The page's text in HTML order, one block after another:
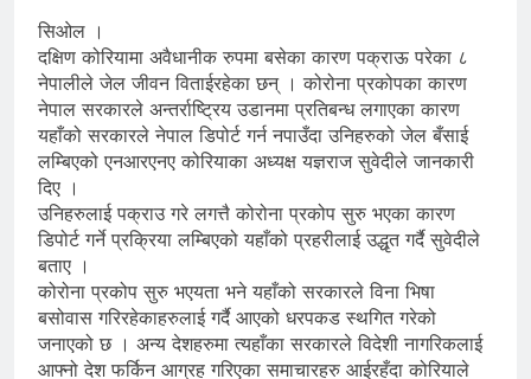
सिओल ।
दक्षिण कोरियामा अवैधानीक रुपमा बसेका कारण पक्राऊ परेका ८
नेपालीले जेल जीवन विताईरहेका छन् । कोरोना प्रकोपका कारण
नेपाल सरकारले अन्तर्राष्ट्रिय उडानमा प्रतिबन्ध लगाएका कारण
यहाँको सरकारले नेपाल डिपोर्ट गर्न नपाउँदा उनिहरुको जेल बँसाई
लम्बिएको एनआरएनए कोरियाका अध्यक्ष यज्ञराज सुवेदीले जानकारी
दिए ।
उनिहरुलाई पक्राउ गरे लगत्तै कोरोना प्रकोप सुरु भएका कारण
डिपोर्ट गर्ने प्रक्रिया लम्बिएको यहाँको प्रहरीलाई उद्धृत गर्दै सुवेदीले
बताए ।
कोरोना प्रकोप सुरु भएयता भने यहाँको सरकारले विना भिषा
बसोवास गरिरहेकाहरुलाई गर्दै आएको धरपकड स्थगित गरेको
जनाएको छ । अन्य देशहरुमा त्यहाँका सरकारले विदेशी नागरिकलाई
आफ्नो देश फर्किन आग्रह गरिएका समाचारहरु आईरहँदा कोरियाले